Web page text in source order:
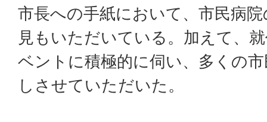
市長への手紙において、市民病
見もいただいている。加えて、
ベントに積極的に伺い、多くの
しさせていただいた。